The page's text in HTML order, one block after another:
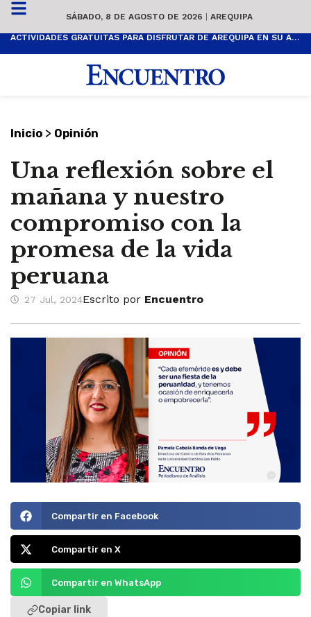
SÁBADO, 8 DE AGOSTO DE 2026 | AREQUIPA
ACTIVIDADES GRATUITAS PARA DISFRUTAR DE AREQUIPA EN SU ANIVERSARIO
Inicio > Opinión
Una reflexión sobre el
mañana y nuestro
compromiso con la
promesa de la vida
peruana
27 Jul, 2024Escrito por Encuentro
Compartir en Facebook
Compartir en X
Compartir en WhatsApp
Copiar link